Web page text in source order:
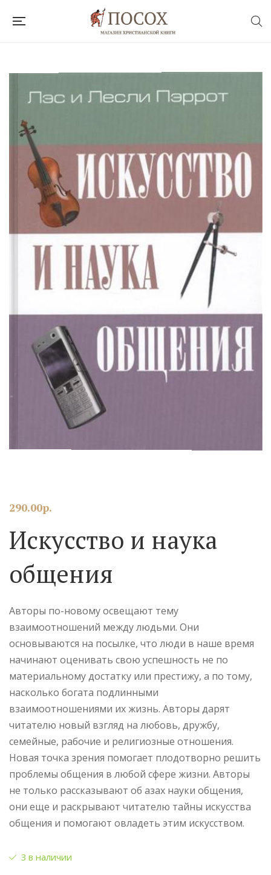
290.00р.
Искусство и наука
общения
Авторы по-новому освещают тему
взаимоотношений между людьми. Они
основываются на посылке, что люди в наше время
начинают оценивать свою успешность не по
материальному достатку или престижу, а по тому,
насколько богата подлинными
взаимоотношениями их жизнь. Авторы дарят
читателю новый взгляд на любовь, дружбу,
семейные, рабочие и религиозные отношения.
Новая точка зрения помогает плодотворно решить
проблемы общения в любой сфере жизни. Авторы
не только рассказывают об азах науки общения,
они еще и раскрывают читателю тайны искусства
общения и помогают овладеть этим искусством.
3 в наличии